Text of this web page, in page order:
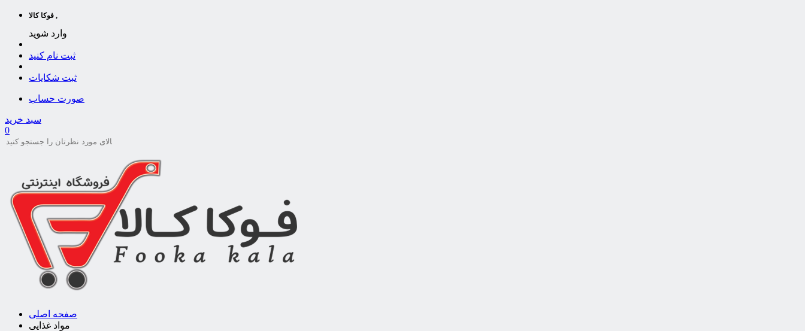
فوکا کالا ,
وارد شوید
ثبت نام کنید
ثبت شکایات
صورت حساب
سبد خرید
0
صفحه اصلی
مواد غذایی